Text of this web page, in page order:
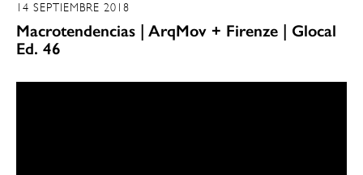
14 SEPTIEMBRE 2018
Macrotendencias | ArqMov + Firenze | Glocal
Ed. 46